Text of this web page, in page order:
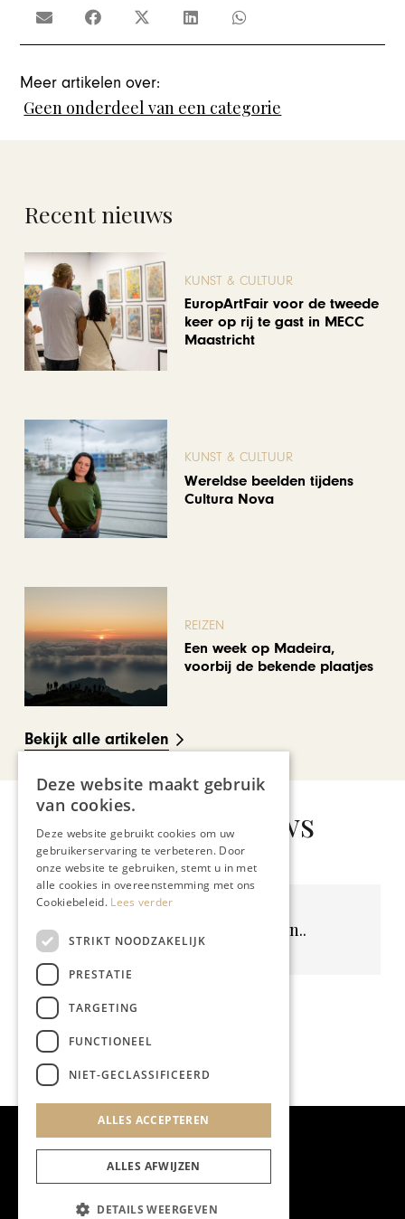
Meer artikelen over:
Geen onderdeel van een categorie
Recent nieuws
KUNST & CULTUUR
EuropArtFair voor de tweede
keer op rij te gast in MECC
Maastricht
KUNST & CULTUUR
Wereldse beelden tijdens
Cultura Nova
REIZEN
Een week op Madeira,
voorbij de bekende plaatjes
Bekijk alle artikelen
Gerelateerd nieuws
Geen resultaten gevonden..
Deze website maakt gebruik
van cookies.
Deze website gebruikt cookies om uw
gebruikerservaring te verbeteren. Door
onze website te gebruiken, stemt u in met
alle cookies in overeenstemming met ons
Cookiebeleid. Lees verder
STRIKT NOODZAKELIJK
PRESTATIE
TARGETING
FUNCTIONEEL
NIET-GECLASSIFICEERD
ALLES ACCEPTEREN
ALLES AFWIJZEN
DETAILS WEERGEVEN